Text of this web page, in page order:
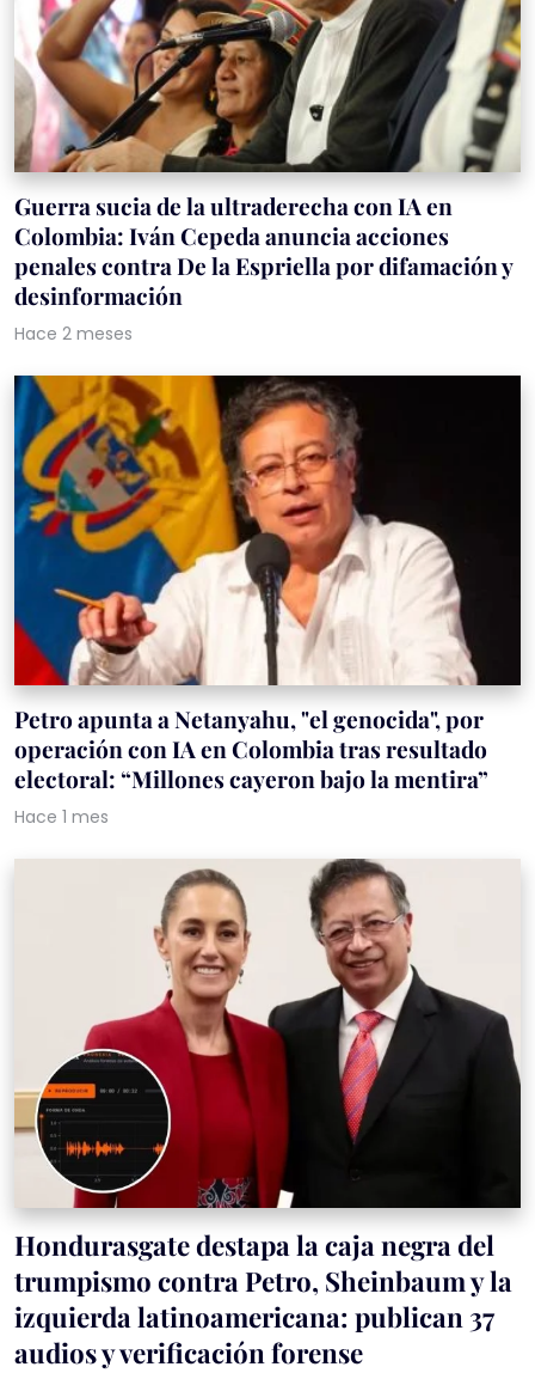
Guerra sucia de la ultraderecha con IA en
Colombia: Iván Cepeda anuncia acciones
penales contra De la Espriella por difamación y
desinformación
Hace 2 meses
Petro apunta a Netanyahu, "el genocida", por
operación con IA en Colombia tras resultado
electoral: “Millones cayeron bajo la mentira”
Hace 1 mes
Hondurasgate destapa la caja negra del
trumpismo contra Petro, Sheinbaum y la
izquierda latinoamericana: publican 37
audios y verificación forense